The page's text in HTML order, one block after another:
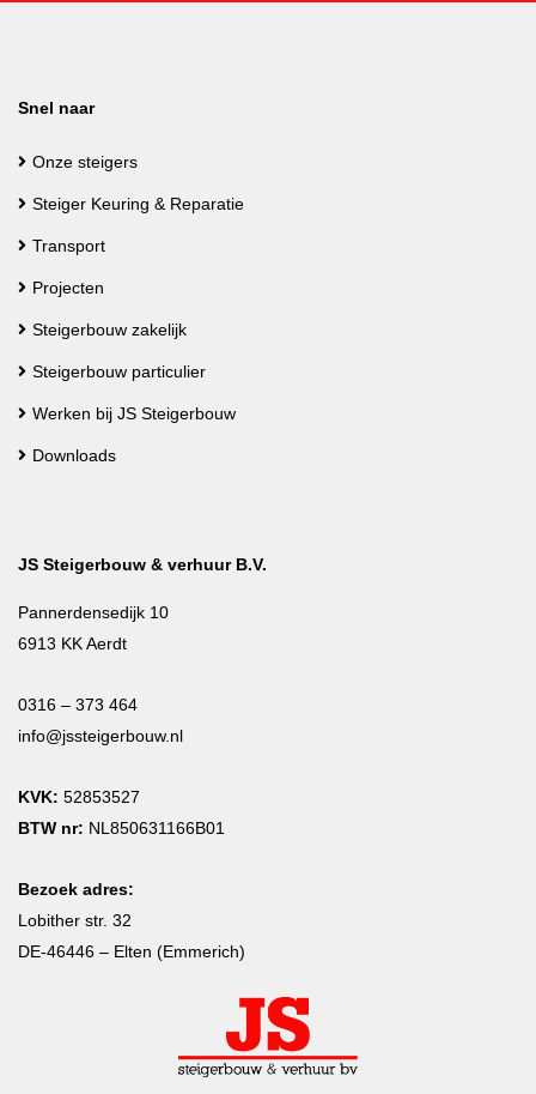
Snel naar
Onze steigers
Steiger Keuring & Reparatie
Transport
Projecten
Steigerbouw zakelijk
Steigerbouw particulier
Werken bij JS Steigerbouw
Downloads
JS Steigerbouw & verhuur B.V.
Pannerdensedijk 10
6913 KK Aerdt
0316 – 373 464
info@jssteigerbouw.nl
KVK: 52853527
BTW nr: NL850631166B01
Bezoek adres:
Lobither str. 32
DE-46446 – Elten (Emmerich)